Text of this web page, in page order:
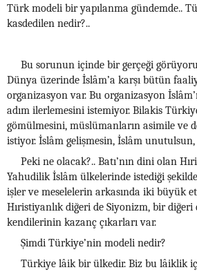
Türk modeli bir yapılanma gündemde..
kasdedilen nedir?..
Bu sorunun içinde bir gerçeği
Dünya üzerinde İslâm’a karşı bütün
organizasyon var. Bu organizasyon
adım ilerlemesini istemiyor. Bilakis
gömülmesini, müslümanların asimile ve
istiyor. İslâm gelişmesin, İslâm
Peki ne olacak?.. Batı’nın dini olan
Yahudilik İslâm ülkelerinde istediği
işler ve meselelerin arkasında iki büyük
Hıristiyanlık diğeri de Siyonizm, bir
kendilerinin kazanç çıkarları var.
Şimdi Türkiye’nin modeli nedir?
Türkiye lâik bir ülkedir. Biz bu lâiklik